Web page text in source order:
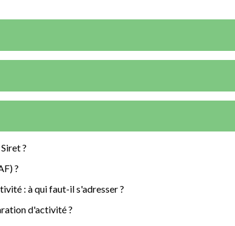
?
?
: à qui faut-il s'adresser ?
d'activité ?